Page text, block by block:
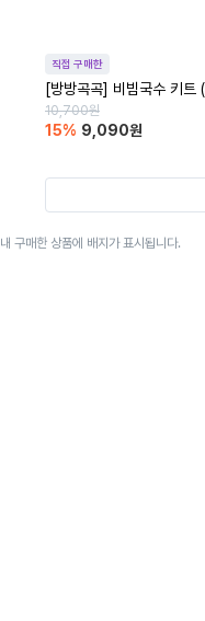
직접 구매한
[방방곡곡] 비빔국수 키트
10,700원
15% 9,090원
구매한 상품에 배지가 표시됩니다.